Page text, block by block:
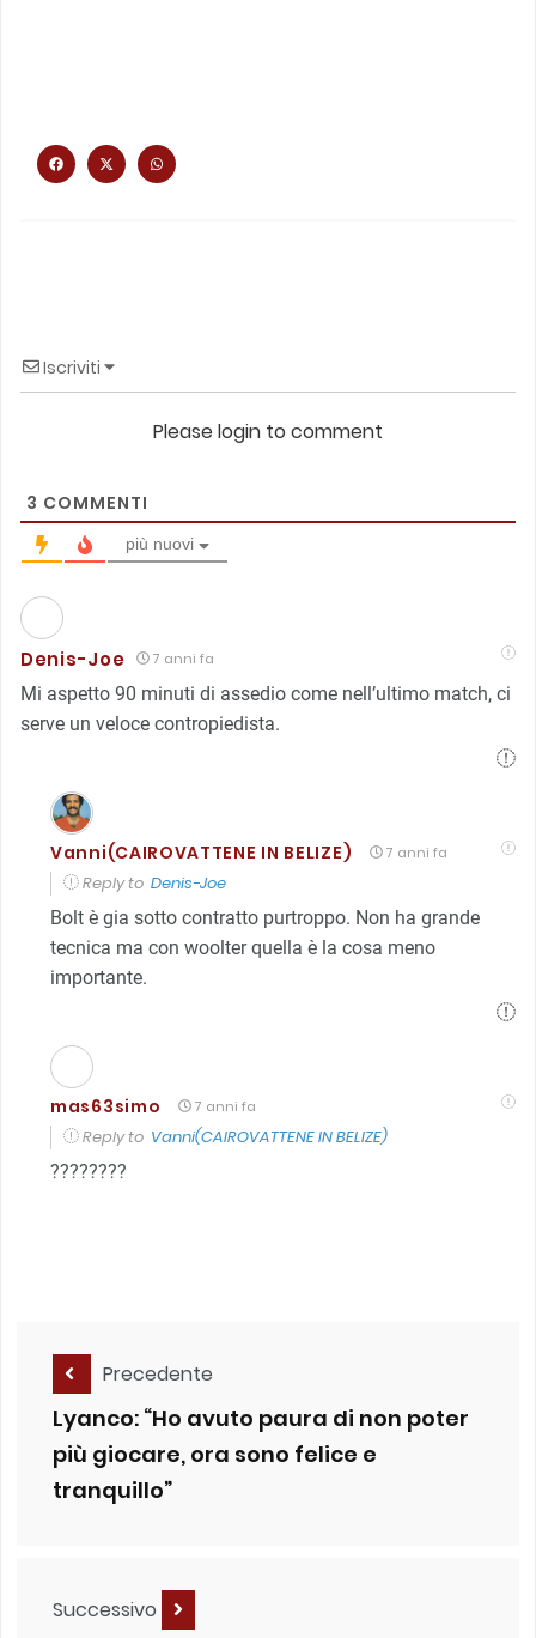
Iscriviti
Please login to comment
3 COMMENTI
più nuovi
Denis-Joe 7 anni fa
Mi aspetto 90 minuti di assedio come nell’ultimo match, ci
serve un veloce contropiedista.
Vanni(CAIROVATTENE IN BELIZE) 7 anni fa
Reply to Denis-Joe
Bolt è gia sotto contratto purtroppo. Non ha grande
tecnica ma con woolter quella è la cosa meno
importante.
mas63simo 7 anni fa
Reply to Vanni(CAIROVATTENE IN BELIZE)
????????
Precedente
Lyanco: “Ho avuto paura di non poter
più giocare, ora sono felice e
tranquillo”
Successivo